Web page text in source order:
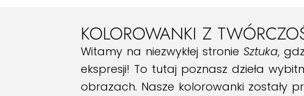
KOLOROWANKI Z
Witamy na niezwykłej stronie Sztuka,
ekspresji! To tutaj poznasz dzieła
obrazach. Nasze kolorowanki zostały